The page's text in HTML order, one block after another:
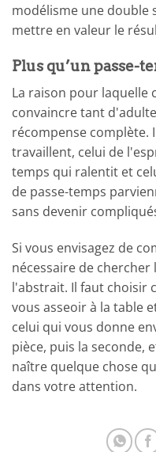
modélisme une double
mettre en valeur le
Plus qu’un passe-
La raison pour laquelle
convaincre tant
récompense complète.
travaillent, celui de
temps qui ralentit et
de passe-temps
sans devenir
Si vous envisagez de
nécessaire de
l'abstrait. Il faut choisir
vous asseoir à la table
celui qui vous donne
pièce, puis la seconde,
naître quelque chose
dans votre attention.